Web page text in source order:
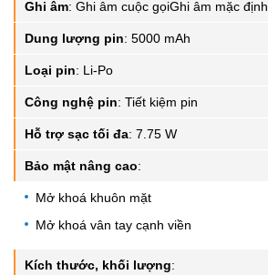
Ghi âm: Ghi âm cuộc gọiGhi âm mặc định
Dung lượng pin: 5000 mAh
Loại pin: Li-Po
Công nghệ pin: Tiết kiệm pin
Hỗ trợ sạc tối đa: 7.75 W
Bảo mật nâng cao:
Mở khoá khuôn mặt
Mở khoá vân tay cạnh viền
Kích thước, khối lượng: